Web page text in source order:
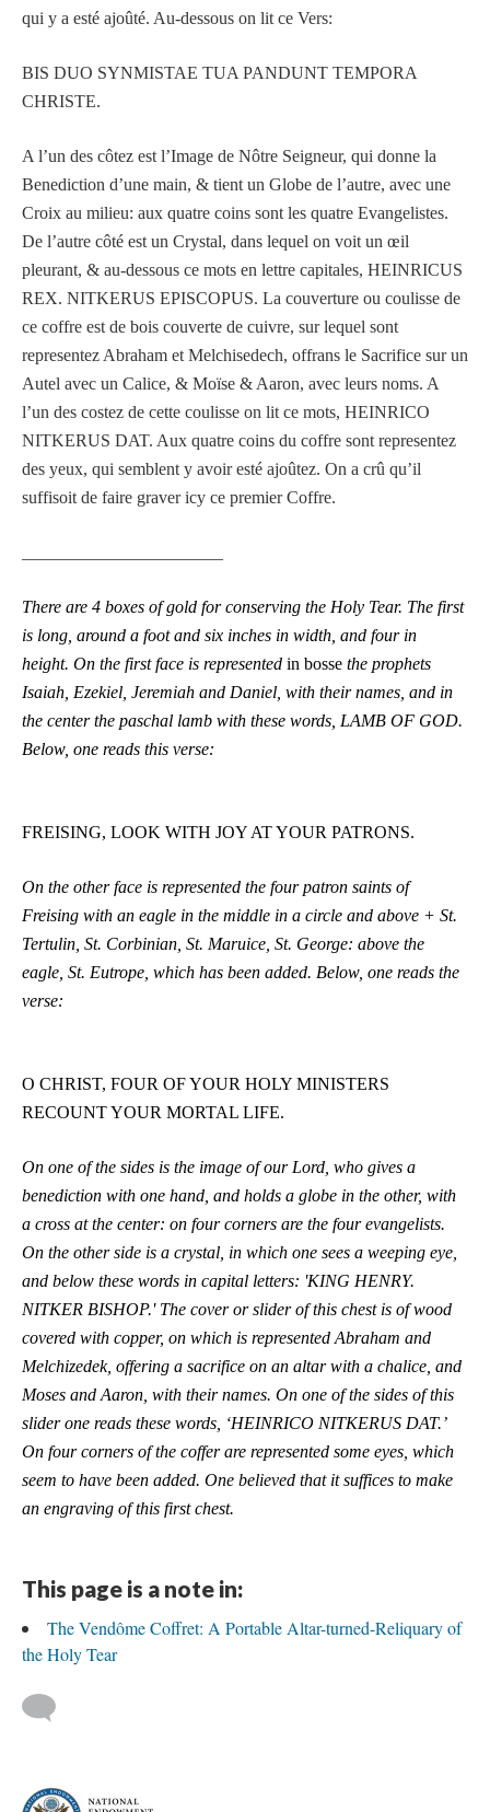
qui y a esté ajoûté. Au-dessous on lit ce Vers:
BIS DUO SYNMISTAE TUA PANDUNT TEMPORA
CHRISTE.
A l’un des côtez est l’Image de Nôtre Seigneur, qui donne la
Benediction d’une main, & tient un Globe de l’autre, avec une
Croix au milieu: aux quatre coins sont les quatre Evangelistes.
De l’autre côté est un Crystal, dans lequel on voit un œil
pleurant, & au-dessous ce mots en lettre capitales, HEINRICUS
REX. NITKERUS EPISCOPUS. La couverture ou coulisse de
ce coffre est de bois couverte de cuivre, sur lequel sont
representez Abraham et Melchisedech, offrans le Sacrifice sur un
Autel avec un Calice, & Moïse & Aaron, avec leurs noms. A
l’un des costez de cette coulisse on lit ce mots, HEINRICO
NITKERUS DAT. Aux quatre coins du coffre sont representez
des yeux, qui semblent y avoir esté ajoûtez. On a crû qu’il
suffisoit de faire graver icy ce premier Coffre.
There are 4 boxes of gold for conserving the Holy Tear. The first
is long, around a foot and six inches in width, and four in
height. On the first face is represented in bosse the prophets
Isaiah, Ezekiel, Jeremiah and Daniel, with their names, and in
the center the paschal lamb with these words, LAMB OF GOD.
Below, one reads this verse:
FREISING, LOOK WITH JOY AT YOUR PATRONS.
On the other face is represented the four patron saints of
Freising with an eagle in the middle in a circle and above + St.
Tertulin, St. Corbinian, St. Maruice, St. George: above the
eagle, St. Eutrope, which has been added. Below, one reads the
verse:
O CHRIST, FOUR OF YOUR HOLY MINISTERS
RECOUNT YOUR MORTAL LIFE.
On one of the sides is the image of our Lord, who gives a
benediction with one hand, and holds a globe in the other, with
a cross at the center: on four corners are the four evangelists.
On the other side is a crystal, in which one sees a weeping eye,
and below these words in capital letters: 'KING HENRY.
NITKER BISHOP.' The cover or slider of this chest is of wood
covered with copper, on which is represented Abraham and
Melchizedek, offering a sacrifice on an altar with a chalice, and
Moses and Aaron, with their names. On one of the sides of this
slider one reads these words, ‘HEINRICO NITKERUS DAT.’
On four corners of the coffer are represented some eyes, which
seem to have been added. One believed that it suffices to make
an engraving of this first chest.
This page is a note in:
The Vendôme Coffret: A Portable Altar-turned-Reliquary of
the Holy Tear